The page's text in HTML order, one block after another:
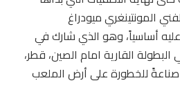
المونتينغري ميودراغ
أساسياً، وهو الذي شارك في
البطولة القارية امام الصين، قطر،
صناعةً للخطورة على أرض الملعب